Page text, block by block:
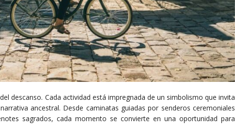
descanso. Cada actividad está impregnada de un simbolismo que invita
ancestral. Desde caminatas guiadas por senderos ceremoniales
sagrados, cada momento se convierte en una oportunidad para